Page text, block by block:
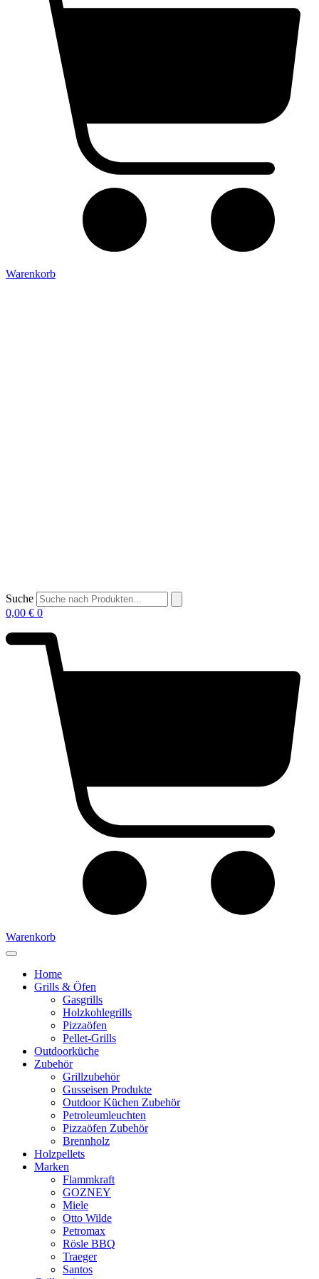
Warenkorb
Suche
0,00 € 0
Warenkorb
Home
Grills & Öfen
Gasgrills
Holzkohlegrills
Pizzaöfen
Pellet-Grills
Outdoorküche
Zubehör
Grillzubehör
Gusseisen Produkte
Outdoor Küchen Zubehör
Petroleumleuchten
Pizzaöfen Zubehör
Brennholz
Holzpellets
Marken
Flammkraft
GOZNEY
Miele
Otto Wilde
Petromax
Rösle BBQ
Traeger
Santos